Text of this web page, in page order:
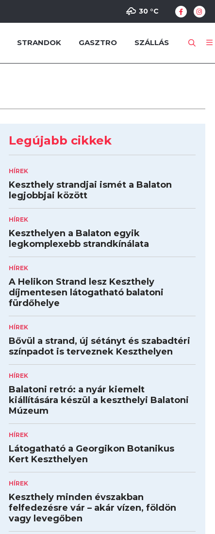
30 °C
STRANDOK GASZTRO SZÁLLÁS
Legújabb cikkek
HÍREK
Keszthely strandjai ismét a Balaton
legjobbjai között
HÍREK
Keszthelyen a Balaton egyik
legkomplexebb strandkínálata
HÍREK
A Helikon Strand lesz Keszthely
díjmentesen látogatható balatoni
fürdőhelye
HÍREK
Bővül a strand, új sétányt és szabadtéri
színpadot is terveznek Keszthelyen
HÍREK
Balatoni retró: a nyár kiemelt
kiállítására készül a keszthelyi Balatoni
Múzeum
HÍREK
Látogatható a Georgikon Botanikus
Kert Keszthelyen
HÍREK
Keszthely minden évszakban
felfedezésre vár – akár vízen, földön
vagy levegőben